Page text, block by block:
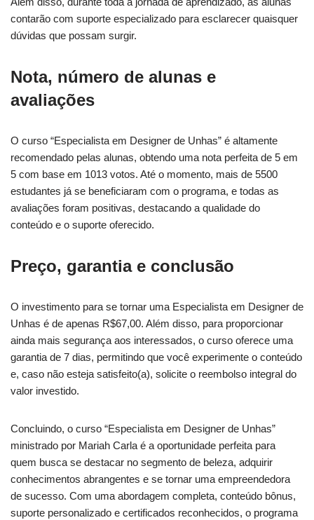
contarão com suporte especializado para esclarecer quaisquer
dúvidas que possam surgir.
Nota, número de alunas e
avaliações
O curso “Especialista em Designer de Unhas” é altamente
recomendado pelas alunas, obtendo uma nota perfeita de 5 em
5 com base em 1013 votos. Até o momento, mais de 5500
estudantes já se beneficiaram com o programa, e todas as
avaliações foram positivas, destacando a qualidade do
conteúdo e o suporte oferecido.
Preço, garantia e conclusão
O investimento para se tornar uma Especialista em Designer de
Unhas é de apenas R$67,00. Além disso, para proporcionar
ainda mais segurança aos interessados, o curso oferece uma
garantia de 7 dias, permitindo que você experimente o conteúdo
e, caso não esteja satisfeito(a), solicite o reembolso integral do
valor investido.
Concluindo, o curso “Especialista em Designer de Unhas”
ministrado por Mariah Carla é a oportunidade perfeita para
quem busca se destacar no segmento de beleza, adquirir
conhecimentos abrangentes e se tornar uma empreendedora
de sucesso. Com uma abordagem completa, conteúdo bônus,
suporte personalizado e certificados reconhecidos, o programa